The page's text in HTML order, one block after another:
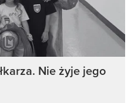
Nie żyje jego